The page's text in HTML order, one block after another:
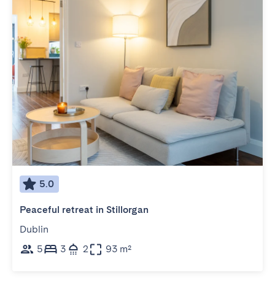
5.0
Peaceful retreat in Stillorgan
Dublin
5
3 2 93 m²